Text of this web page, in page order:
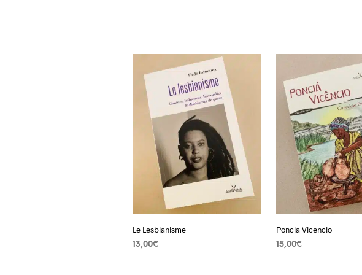
Le Lesbianisme
13,00€
Poncia Vicencio
15,00€